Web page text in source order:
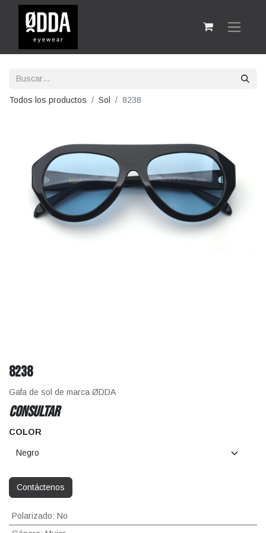
Todos los productos Sol 8238
8238
Gafa de sol de marca ØDDA
CONSULTAR
COLOR
Contáctenos
Polarizado: No